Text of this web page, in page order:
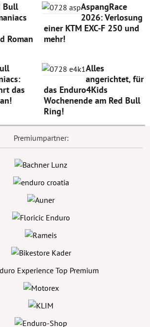
Bull
Roman
AspangRace
2026: Verlosung
einer KTM EXC-F 250 und
mehr!
das
Alles
angerichtet, für
das Enduro4Kids
Wochenende am Red Bull
Ring!
Premiumpartner: